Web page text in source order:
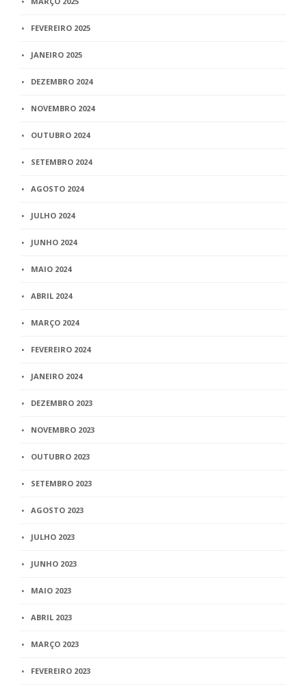
FEVEREIRO 2025
JANEIRO 2025
DEZEMBRO 2024
NOVEMBRO 2024
OUTUBRO 2024
SETEMBRO 2024
AGOSTO 2024
JULHO 2024
JUNHO 2024
MAIO 2024
ABRIL 2024
MARÇO 2024
FEVEREIRO 2024
JANEIRO 2024
DEZEMBRO 2023
NOVEMBRO 2023
OUTUBRO 2023
SETEMBRO 2023
AGOSTO 2023
JULHO 2023
JUNHO 2023
MAIO 2023
ABRIL 2023
MARÇO 2023
FEVEREIRO 2023